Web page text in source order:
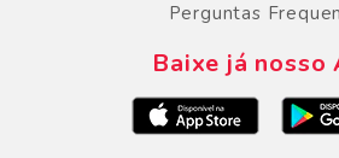
Perguntas
Baixe já nosso